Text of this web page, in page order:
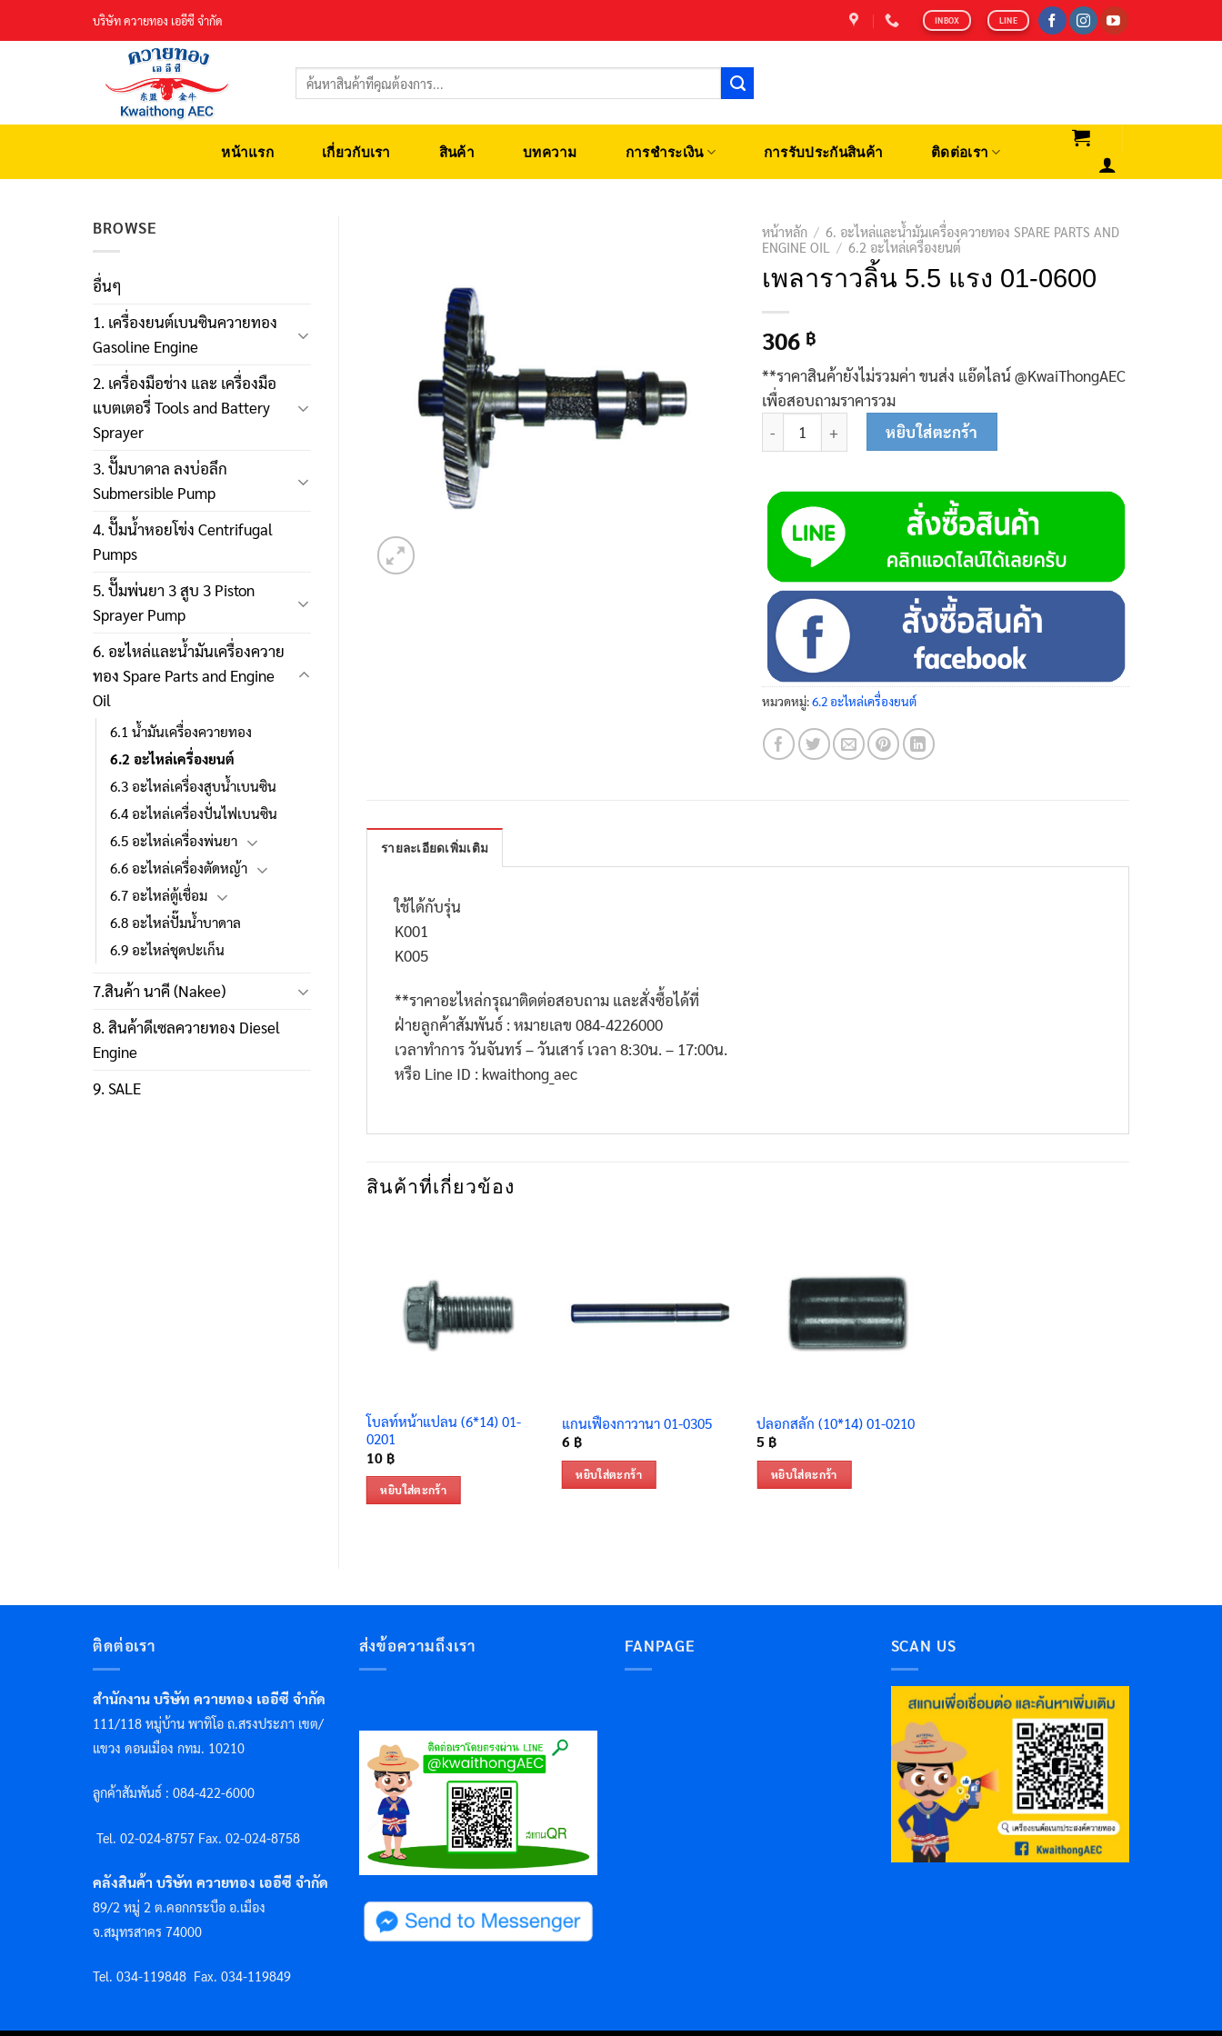
บริษัท ควายทอง เออีซี จำกัด INBOX LINE
ค้นหา:
หน้าแรก เกี่ยวกับเรา สินค้า บทความ การชำระเงิน การรับประกันสินค้า ติดต่อเรา
BROWSE
อื่นๆ
1. เครื่องยนต์เบนซินควายทอง
Gasoline Engine
2. เครื่องมือช่าง และ เครื่องมือ
แบตเตอรี่ Tools and Battery
Sprayer
3. ปั๊มบาดาล ลงบ่อลึก
Submersible Pump
4. ปั๊มน้ำหอยโข่ง Centrifugal
Pumps
5. ปั๊มพ่นยา 3 สูบ 3 Piston
Sprayer Pump
6. อะไหล่และน้ำมันเครื่องควาย
ทอง Spare Parts and Engine
Oil
6.1 น้ำมันเครื่องควายทอง
6.2 อะไหล่เครื่องยนต์
6.3 อะไหล่เครื่องสูบน้ำเบนซิน
6.4 อะไหล่เครื่องปั่นไฟเบนซิน
6.5 อะไหล่เครื่องพ่นยา
6.6 อะไหล่เครื่องตัดหญ้า
6.7 อะไหล่ตู้เชื่อม
6.8 อะไหล่ปั๊มน้ำบาดาล
6.9 อะไหล่ชุดปะเก็น
7.สินค้า นาคี (Nakee)
8. สินค้าดีเซลควายทอง Diesel
Engine
9. SALE
หน้าหลัก / 6. อะไหล่และน้ำมันเครื่องควายทอง SPARE PARTS AND
ENGINE OIL
/ 6.2 อะไหล่เครื่องยนต์
เพลาราวลิ้น 5.5 แรง 01-0600
306 ฿
**ราคาสินค้ายังไม่รวมค่า ขนส่ง แอ๊ดไลน์ @KwaiThongAEC
เพื่อสอบถามราคารวม
จำนวน เพลาราวลิ้น 5.5 แรง 01-0600 ชิ้น
หยิบใส่ตะกร้า
หมวดหมู่:6.2 อะไหล่เครื่องยนต์
รายละเอียดเพิ่มเติม
ใช้ได้กับรุ่น
K001
K005
**ราคาอะไหล่กรุณาติดต่อสอบถาม และสั่งซื้อได้ที่
ฝ่ายลูกค้าสัมพันธ์ : หมายเลข 084-4226000
เวลาทำการ วันจันทร์ – วันเสาร์ เวลา 8:30น. – 17:00น.
หรือ Line ID : kwaithong_aec
สินค้าที่เกี่ยวข้อง
โบลท์หน้าแปลน (6*14) 01-
0201
10 ฿
หยิบใส่ตะกร้า
แกนเฟืองกาวานา 01-0305
6 ฿
หยิบใส่ตะกร้า
ปลอกสลัก (10*14) 01-0210
5 ฿
หยิบใส่ตะกร้า
ติดต่อเรา
สำนักงาน บริษัท ควายทอง เออีซี จำกัด
111/118 หมู่บ้าน พาทิโอ ถ.สรงประภา เขต/
แขวง ดอนเมือง กทม. 10210
ลูกค้าสัมพันธ์ : 084-422-6000
Tel. 02-024-8757 Fax. 02-024-8758
คลังสินค้า บริษัท ควายทอง เออีซี จำกัด
89/2 หมู่ 2 ต.คอกกระบือ อ.เมือง
จ.สมุทรสาคร 74000
Tel. 034-119848 Fax. 034-119849
ส่งข้อความถึงเรา FANPAGE SCAN US